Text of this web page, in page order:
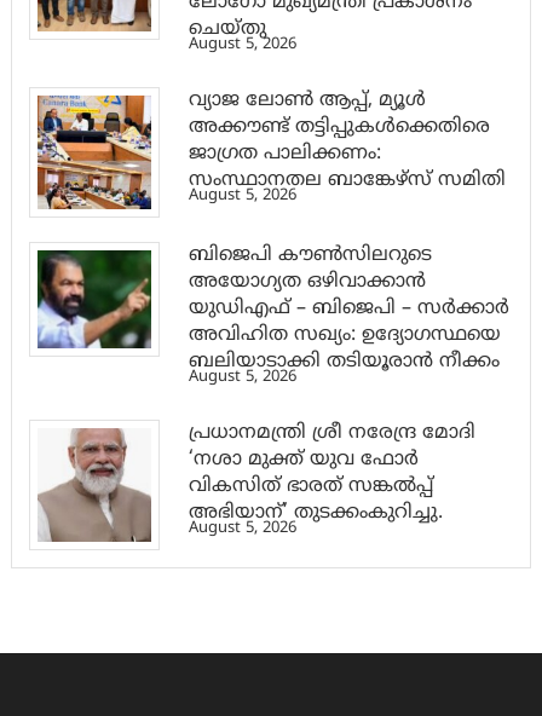
ചെയ്തു
August 5, 2026
വ്യാജ ലോൺ ആപ്പ്, മ്യൂൾ
അക്കൗണ്ട് തട്ടിപ്പുകൾക്കെതിരെ
ജാ​ഗ്രത പാലിക്കണം:
സംസ്ഥാനതല ബാങ്കേഴ്സ് സമിതി
August 5, 2026
ബിജെപി കൗൺസിലറുടെ
അയോഗ്യത ഒഴിവാക്കാൻ
യുഡിഎഫ് – ബിജെപി – സർക്കാർ
അവിഹിത സഖ്യം: ഉദ്യോഗസ്ഥയെ
ബലിയാടാക്കി തടിയൂരാൻ നീക്കം
August 5, 2026
പ്രധാനമന്ത്രി ശ്രീ നരേന്ദ്ര മോദി
‘നശാ മുക്ത് യുവ ഫോർ
വികസിത് ഭാരത് സങ്കൽപ്പ്
അഭിയാന്’ തുടക്കംകുറിച്ചു.
August 5, 2026